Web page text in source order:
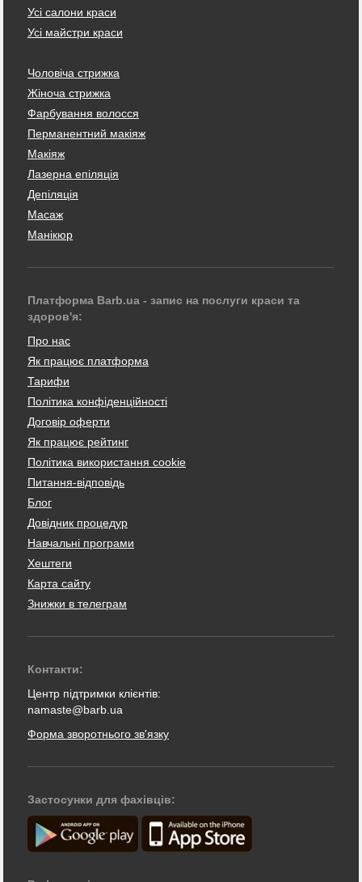
Усі салони краси
Усі майстри краси
Чоловіча стрижка
Жіноча стрижка
Фарбування волосся
Перманентний макіяж
Макіяж
Лазерна епіляція
Депіляція
Масаж
Манікюр
Платформа Barb.ua - запис на послуги краси та
здоров'я:
Про нас
Як працює платформа
Тарифи
Політика конфіденційності
Договір оферти
Як працює рейтинг
Політика використання cookie
Питання-відповідь
Блог
Довідник процедур
Навчальні програми
Хештеги
Карта сайту
Знижки в телеграм
Контакти:
Центр підтримки клієнтів:
namaste@barb.ua
Форма зворотнього зв'язку
Застосунки для фахівців: